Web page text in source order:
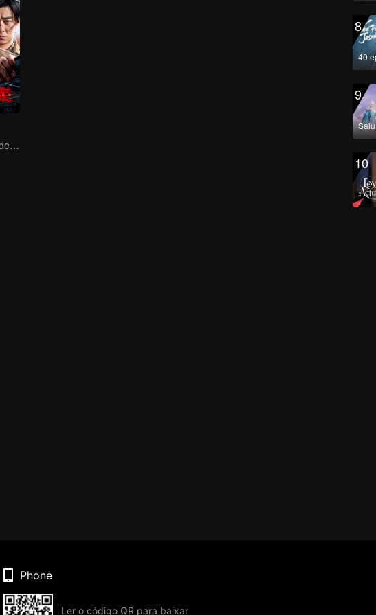
A Guerra Secreta de Collin Chou
8
40
9
10
Phone
Ler o código QR para baixar